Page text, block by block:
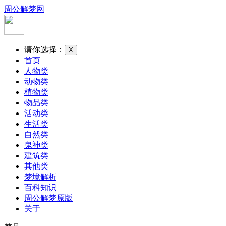
周公解梦网
请你选择： X
首页
人物类
动物类
植物类
物品类
活动类
生活类
自然类
鬼神类
建筑类
其他类
梦境解析
百科知识
周公解梦原版
关于